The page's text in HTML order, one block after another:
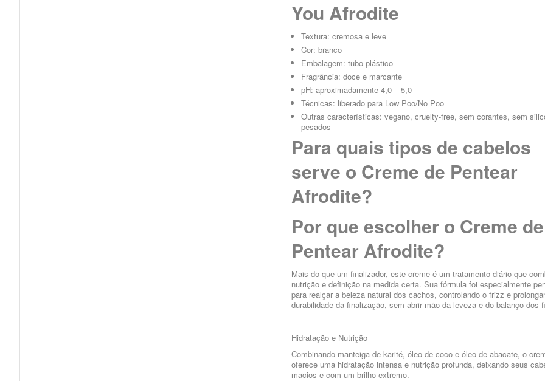
You Afrodite
Textura: cremosa e leve
Cor: branco
Embalagem: tubo plástico
Fragrância: doce e marcante
pH: aproximadamente 4,0 – 5,0
Técnicas: liberado para Low Poo/No Poo
Outras características: vegano, cruelty-free, sem corantes, sem
pesados
Para quais tipos de cabelos
serve o Creme de Pentear
Afrodite?
Por que escolher o Creme de
Pentear Afrodite?
Mais do que um finalizador, este creme é um tratamento diário que
nutrição e definição na medida certa. Sua fórmula foi especialmente
para realçar a beleza natural dos cachos, controlando o frizz e
durabilidade da finalização, sem abrir mão da leveza e do balanço dos
Hidratação e Nutrição
Combinando manteiga de karité, óleo de coco e óleo de abacate, o
oferece uma hidratação intensa e nutrição profunda, deixando seus
macios e com um brilho extremo.